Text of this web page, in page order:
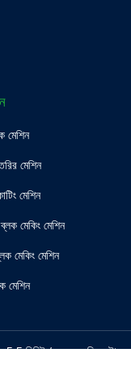
মেশিন
মেশিন
মেশিন
মেকিং মেশিন
মেকিং মেশিন
মেশিন
5.5 মিনিট / কেক এএসি